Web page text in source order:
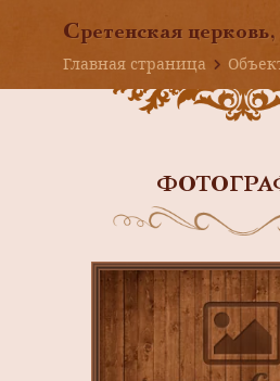
Сретенская
Главная страница